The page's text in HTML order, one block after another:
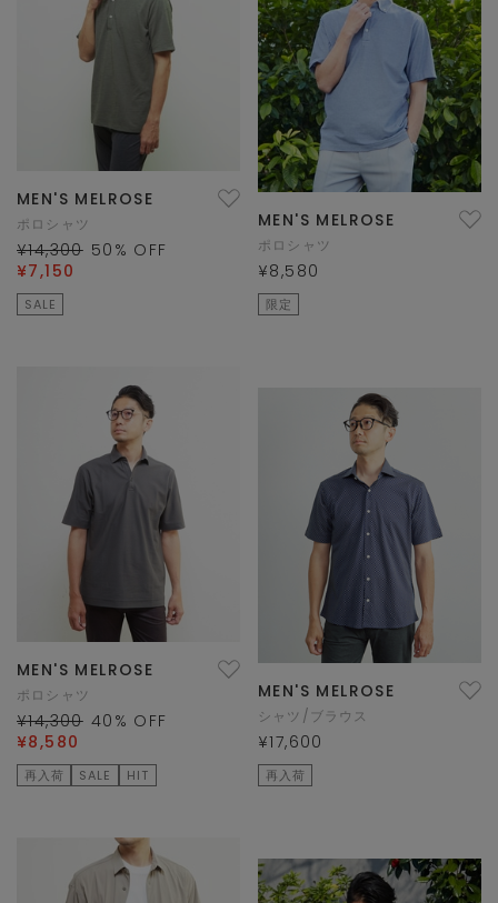
MEN'S MELROSE
ポロシャツ
¥14,300 50 % OFF
¥7,150
SALE
MEN'S MELROSE
ポロシャツ
¥8,580
限定
MEN'S MELROSE
ポロシャツ
¥14,300 40 % OFF
¥8,580
再入荷 SALE HIT
MEN'S MELROSE
シャツ/ブラウス
¥17,600
再入荷